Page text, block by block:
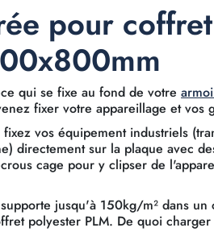
pour coffret
qui se fixe au fond de votre
fixer votre appareillage et vos
vos équipement industriels
directement sur la plaque avec
cage pour y clipser de
jusqu'à 150kg/m² dans un
polyester PLM. De quoi charger